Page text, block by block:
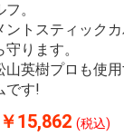
。
ントスティック
ります。
山英樹プロも使
です!
￥15,862(税込)